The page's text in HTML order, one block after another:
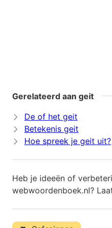
Gerelateerd aan geit
De of het geit
Betekenis geit
Hoe spreek je geit uit?
Heb je ideeën of
webwoordenboek.nl?